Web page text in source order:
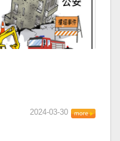
2024-03-30